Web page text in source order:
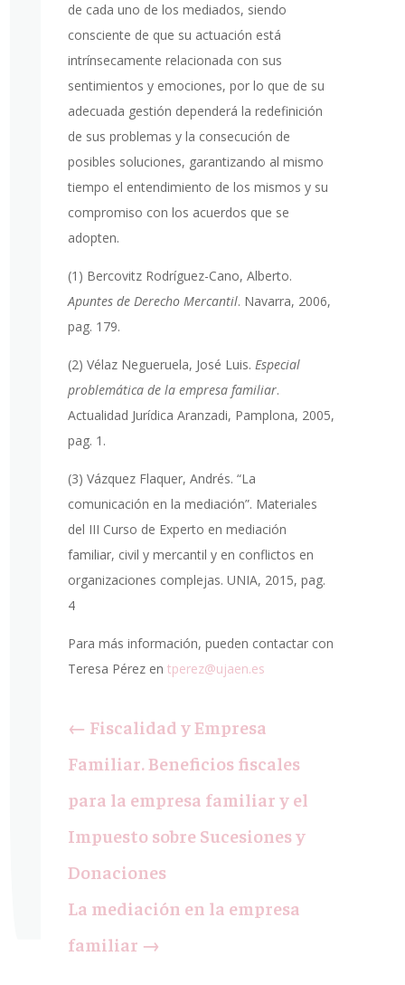
de cada uno de los mediados, siendo
consciente de que su actuación está
intrínsecamente relacionada con sus
sentimientos y emociones, por lo que de su
adecuada gestión dependerá la redefinición
de sus problemas y la consecución de
posibles soluciones, garantizando al mismo
tiempo el entendimiento de los mismos y su
compromiso con los acuerdos que se
adopten.
(1) Bercovitz Rodríguez-Cano, Alberto.
Apuntes de Derecho Mercantil. Navarra, 2006,
pag. 179.
(2) Vélaz Negueruela, José Luis. Especial
problemática de la empresa familiar.
Actualidad Jurídica Aranzadi, Pamplona, 2005,
pag. 1.
(3) Vázquez Flaquer, Andrés. “La
comunicación en la mediación”. Materiales
del III Curso de Experto en mediación
familiar, civil y mercantil y en conflictos en
organizaciones complejas. UNIA, 2015, pag.
4
Para más información, pueden contactar con
Teresa Pérez en tperez@ujaen.es
← Fiscalidad y Empresa
Familiar. Beneficios fiscales
para la empresa familiar y el
Impuesto sobre Sucesiones y
Donaciones
La mediación en la empresa
familiar →